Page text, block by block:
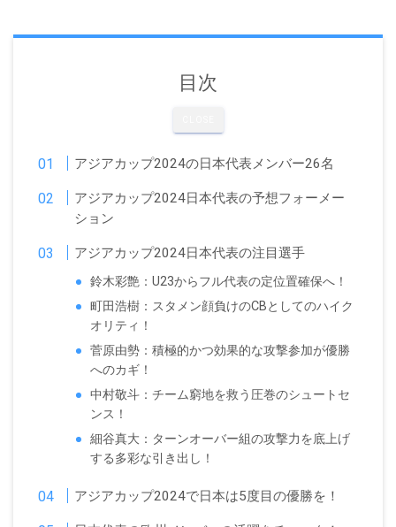
目次
アジアカップ2024の日本代表メンバー26名
アジアカップ2024日本代表の予想フォーメー
ション
アジアカップ2024日本代表の注目選手
鈴木彩艶：U23からフル代表の定位置確保へ！
町田浩樹：スタメン顔負けのCBとしてのハイク
オリティ！
菅原由勢：積極的かつ効果的な攻撃参加が優勝
へのカギ！
中村敬斗：チーム窮地を救う圧巻のシュートセ
ンス！
細谷真大：ターンオーバー組の攻撃力を底上げ
する多彩な引き出し！
アジアカップ2024で日本は5度目の優勝を！